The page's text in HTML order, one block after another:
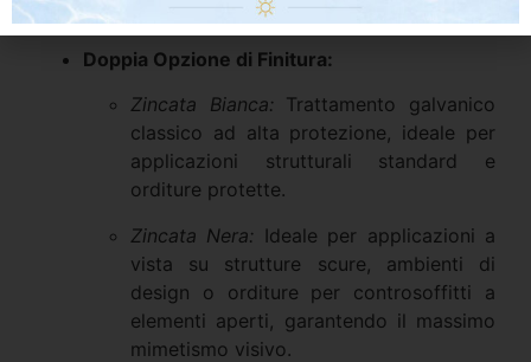
cartongesso).
Doppia Opzione di Finitura:
Zincata Bianca:Trattamento galvanico
classico ad alta protezione, ideale per
applicazioni strutturali standard e
orditure protette.
Zincata Nera: Ideale per applicazioni a
vista su strutture scure, ambienti di
design o orditure per controsoffitti a
elementi aperti, garantendo il massimo
mimetismo visivo.